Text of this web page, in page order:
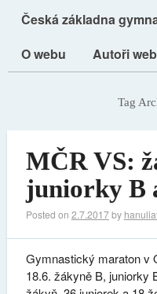
Česká základna
O webu
Autoři
Tag
MČR VS:
juniorky B
Posted on 2.7.2017by
Gymnastický maraton v
18.6. žákyně B, juniorky